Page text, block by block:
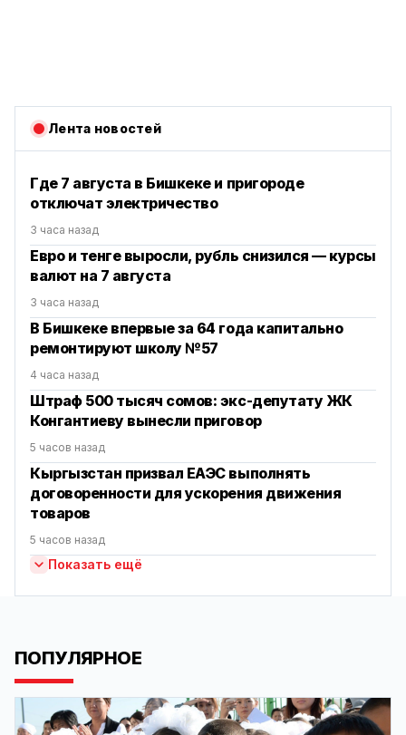
Лента новостей
Где 7 августа в Бишкеке и пригороде
отключат электричество
3 часа назад
Евро и тенге выросли, рубль снизился — курсы
валют на 7 августа
3 часа назад
В Бишкеке впервые за 64 года капитально
ремонтируют школу №57
4 часа назад
Штраф 500 тысяч сомов: экс-депутату ЖК
Конгантиеву вынесли приговор
5 часов назад
Кыргызстан призвал ЕАЭС выполнять
договоренности для ускорения движения
товаров
5 часов назад
Показать ещё
ПОПУЛЯРНОЕ